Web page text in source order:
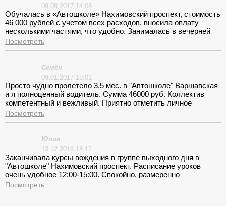
09.08.2017 14:08
Обучалась в «Автошколе» Нахимовский проспект, стоимость
46 000 рублей с учетом всех расходов, вносила оплату
несколькими частями, что удобно. Занималась в вечерней
группе, очень довольна теорией, скорее преподавателем,
восхищаюсь его умением быстро и качественно объяснять.
всегда следят за новинками, вождение было весьма
насыщенным. Хотя большую часть времени провели на
площадке (для города мало часов отведено), я в идеале
овладела всеми необходимыми элементами упражнений,
успешно сдала экзамен, а усовершенствовать навыки
обязательно буду со своим инструктором Андреем
Николаевичем. Спасибо!
Посмотреть
Cемён
09.01.2017 18:01
Просто чудно пролетело 3,5 мес. в "Автошколе" Варшавская
и я полноценный водитель. Сумма 46000 руб. Коллектив
компетентный и вежливый. Приятно отметить личное
участие директора в сопровождении на заключительные
экзамены.
Посмотреть
Юлия
13.12.2016 18:12
Заканчивала курсы вождения в группе выходного дня в
"Автошколе" Нахимовский проспект. Расписание уроков
очень удобное 12:00-15:00. Спокойно, размеренно
преподносился материал. Всё хорошо запомнилось. Цена за
обучение составила ровно 46000 руб.,как и в
Посмотреть